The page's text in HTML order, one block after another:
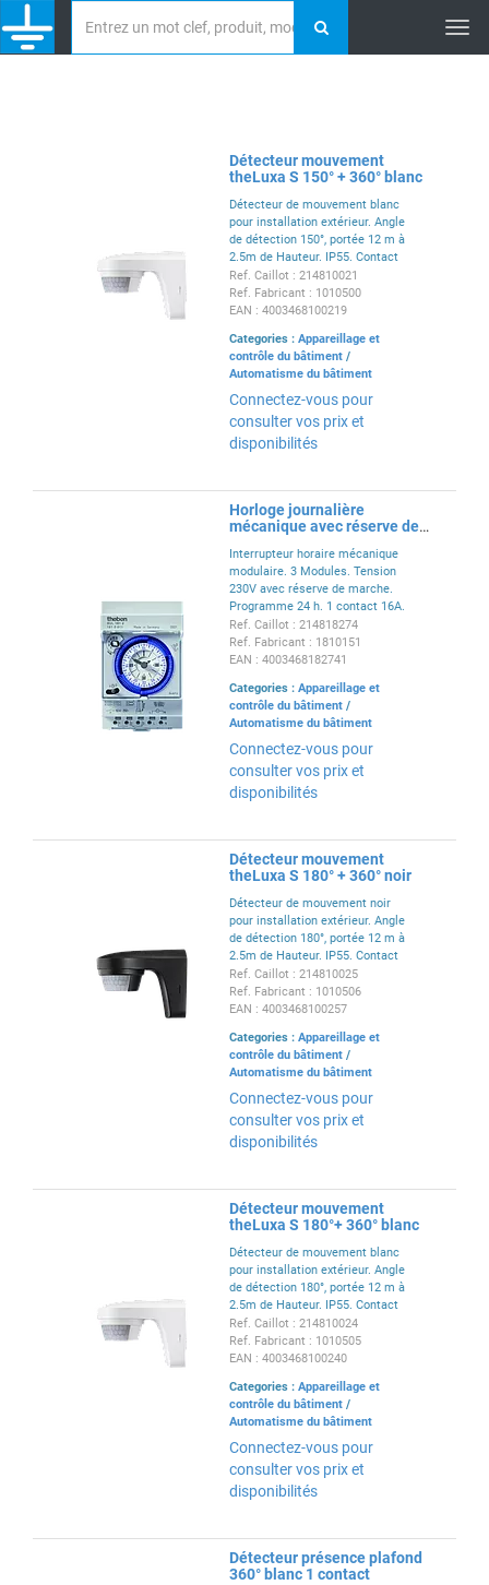
Détecteur mouvement
theLuxa S 150° + 360° blanc
Détecteur de mouvement blanc
pour installation extérieur. Angle
de détection 150°, portée 12 m à
2.5m de Hauteur. IP55. Contact
alimenté 10A. Coupure lampe
LED max 100W. temporisation 1
sec à 20 min.
Ref. Caillot : 214810021
Ref. Fabricant : 1010500
EAN : 4003468100219
Categories : Appareillage et
contrôle du bâtiment /
Automatisme du bâtiment
Connectez-vous pour
consulter vos prix et
disponibilités
Horloge journalière
mécanique avec réserve de
Interrupteur horaire mécanique
modulaire. 3 Modules. Tension
230V avec réserve de marche.
Programme 24 h. 1 contact 16A.
Minimum de programmation 15
min.
Ref. Caillot : 214818274
Ref. Fabricant : 1810151
EAN : 4003468182741
Categories : Appareillage et
contrôle du bâtiment /
Automatisme du bâtiment
Connectez-vous pour
consulter vos prix et
disponibilités
Détecteur mouvement
theLuxa S 180° + 360° noir
Détecteur de mouvement noir
pour installation extérieur. Angle
de détection 180°, portée 12 m à
2.5m de Hauteur. IP55. Contact
alimenté 10A. Coupure lampe
LED max 100W. temporisation 1
sec à 20 min.
Ref. Caillot : 214810025
Ref. Fabricant : 1010506
EAN : 4003468100257
Categories : Appareillage et
contrôle du bâtiment /
Automatisme du bâtiment
Connectez-vous pour
consulter vos prix et
disponibilités
Détecteur mouvement
theLuxa S 180°+ 360° blanc
Détecteur de mouvement blanc
pour installation extérieur. Angle
de détection 180°, portée 12 m à
2.5m de Hauteur. IP55. Contact
alimenté 10A. Coupure lampe
LED max 100W. temporisation 1
sec à 20 min.
Ref. Caillot : 214810024
Ref. Fabricant : 1010505
EAN : 4003468100240
Categories : Appareillage et
contrôle du bâtiment /
Automatisme du bâtiment
Connectez-vous pour
consulter vos prix et
disponibilités
Détecteur présence plafond
360° blanc 1 contact